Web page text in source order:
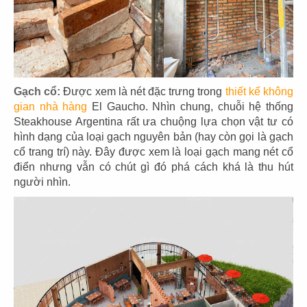
Gạch cổ: Được xem là nét đặc trưng trong thiết kế không
gian nhà hàng El Gaucho. Nhìn chung, chuỗi hệ thống
Steakhouse Argentina rất ưa chuộng lựa chọn vật tư có
hình dạng của loại gạch nguyên bản (hay còn gọi là gạch
cổ trang trí) này. Đây được xem là loại gạch mang nét cổ
điển nhưng vẫn có chút gì đó phá cách khá là thu hút
người nhìn.
EL GAUCHO
CN Lotte Mall - Tây Hồ
EL GAUCHO
CN Wink Hotel - Đà Nẵng
31
EL GAUCHO
CN Tràng Tiền, Hà Nội
32
EL GAUCHO
CN Hai Bà Trưng - Q.1
EL GAUCHO
CN Đà Nẵng
34
EL GAUCHO
CN Lê Lợi